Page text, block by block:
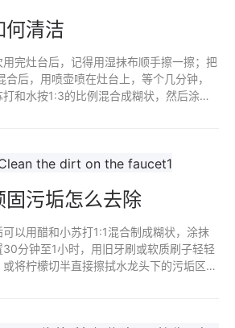
何清洁
完灶台后，记得用湿抹布顺手擦一擦；把
合后，用喷壶喷在灶台上，等个几分钟，
和水按1:3的比例混合成糊状，然后涂在
固污垢怎么去除
以用醋和小苏打1:1混合制成糊状，涂抹
分钟至1小时，用旧牙刷或软质刷子轻轻
将柠檬切半直接擦拭水龙头下的污垢区域